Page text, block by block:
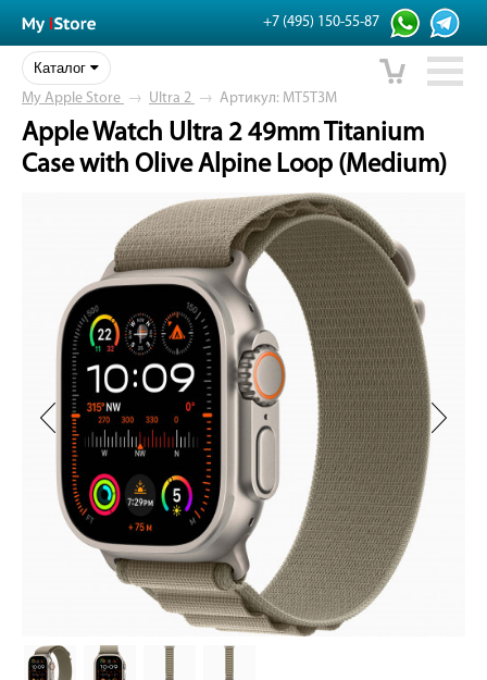
+7 (495) 150-55-87
Каталог
My Apple Store → Ultra 2 → Артикул: MT5T3M
Apple Watch Ultra 2 49mm Titanium
Case with Olive Alpine Loop (Medium)